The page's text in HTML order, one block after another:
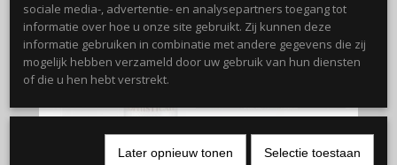
sociale media-, advertentie- en analysepartners toegang tot
informatie over hoe u onze site gebruikt. Zij kunnen deze
informatie gebruiken in combinatie met andere gegevens die zij
mogelijk hebben verzameld door uw gebruik van hun diensten
of die u hen hebt verstrekt.
Later opnieuw tonen Selectie toestaan